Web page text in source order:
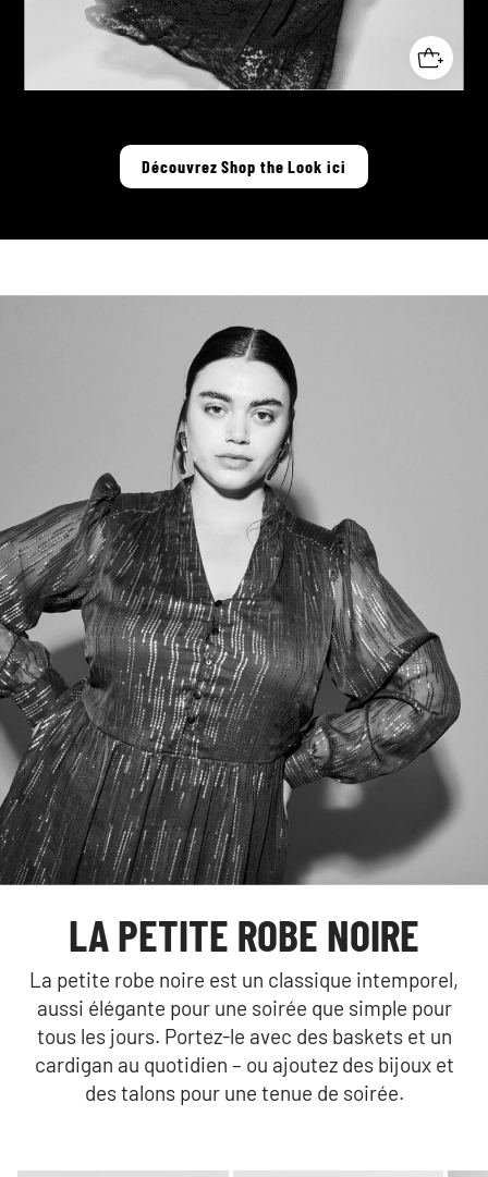
Découvrez Shop the Look ici
LA PETITE ROBE NOIRE
La petite robe noire est un classique intemporel,
aussi élégante pour une soirée que simple pour
tous les jours. Portez-le avec des baskets et un
cardigan au quotidien – ou ajoutez des bijoux et
des talons pour une tenue de soirée.